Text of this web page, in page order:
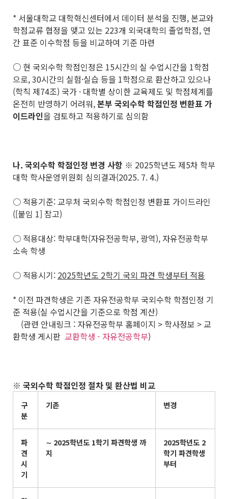
* 서울대학교 대학혁신센터에서 데이터 분석을 진행, 본교와
학점교류 협정을 맺고 있는 223개 외국대학의 졸업학점, 연
간 표준 이수학점 등을 비교하여 기준 마련
○ 현 국외수학 학점인정은 15시간의 실 수업시간을 1학점
으로, 30시간의 실험·실습 등을 1학점으로 환산하고 있으나
(학칙 제74조) 국가 · 대학별 상이한 교육제도 및 학점체계를
온전히 반영하기 어려워,본부 국외수학 학점인정 변환표 가
이드라인을 검토하고 적용하기로 심의함
나. 국외수학 학점인정 변경 사항 ※ 2025학년도 제5차 학부
대학 학사운영위원회 심의결과(2025. 7. 4.)
○ 적용기준: 교무처 국외수학 학점인정 변환표 가이드라인
([붙임 1] 참고)
○ 적용대상: 학부대학(자유전공학부, 광역), 자유전공학부
소속 학생
○ 적용시기: 2025학년도 2학기 국외 파견 학생부터 적용
* 이전 파견학생은 기존 자유전공학부 국외수학 학점인정 기
준 적용(실 수업시간을 기준으로 학점 계산)
(관련 안내링크 : 자유전공학부 홈페이지 > 학사정보 > 교
환학생 게시판 교환학생 - 자유전공학부)
※ 국외수학 학점인정 절차 및 환산법 비교
구
분
기존 변경
파
견
시
기
∼ 2025학년도 1학기 파견학생 까
지
2025학년도 2
학기 파견학생
부터